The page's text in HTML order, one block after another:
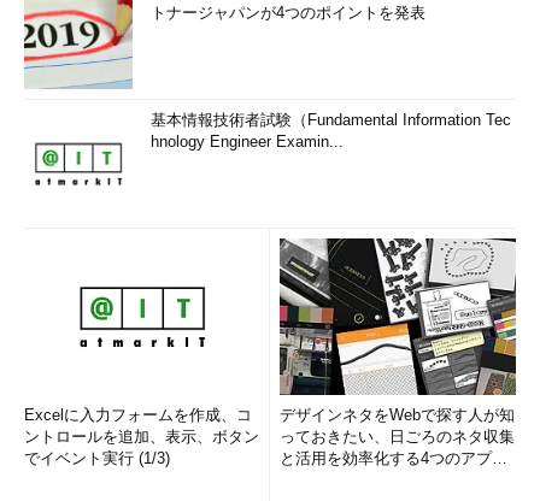
画面4
eのマニフェスト
Windows 7にあった"不明なアカウント（S-1-15-3-
4096）"の正体は？
した騒ぎになったことがあるようです。当時は気にも留めません
でしたが、本稿を執筆するに当たって目にすることになりまし
た。そのときの「不明なアカウント」騒ぎとは、「Internet
Explorer（IE）」でWebページをファイルに保存すると、「不明
なアカウント（S-1-15-3-4096）」に対するアクセス許可が設定
）。
トナージャパンが4つのポイントを発表
基本情報技術者試験（Fundamental Information Tec
hnology Engineer Examin...
Excelに入力フォームを作成、コ
ントロールを追加、表示、ボタン
でイベント実行 (1/3)
デザインネタをWebで探す人が知
っておきたい、日ごろのネタ収集
と活用を効率化する4つのアプリ